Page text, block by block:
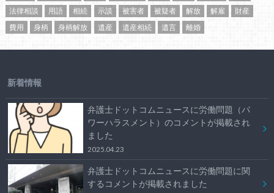
法律相談
用語 相続 示談 被害者 被疑者 解放 解雇
財産
費用
身柄 身柄解放 遺産 遺産相続 遺言 離婚
新着情報
弁護士ドットコムニュースに労働問題（パ
ワーハラスメント）のコメントが掲載され
ました
2025.04.23
弁護士ドットコムニュースに労働問題に関
するコメントが掲載されました